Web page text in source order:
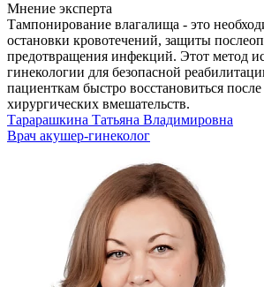
Мнение эксперта
Тампонирование влагалища - это
остановки кровотечений, защиты
предотвращения инфекций. Этот метод
гинекологии для безопасной
пациенткам быстро восстановиться
хирургических вмешательств.
Тарарашкина Татьяна Владимировна
Врач акушер-гинеколог